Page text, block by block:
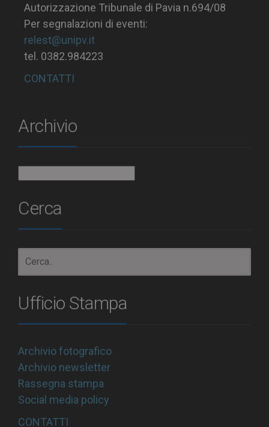
Autorizzazione Tribunale di Pavia n.694/08
Per segnalazioni di eventi:
relest@unipv.it
tel. 0382.984223
CONTATTI
Archivio
Cerca
Ufficio Stampa
Archivio fotografico
Archivio newsletter
Rassegna stampa
Social media policy
CONTATTI